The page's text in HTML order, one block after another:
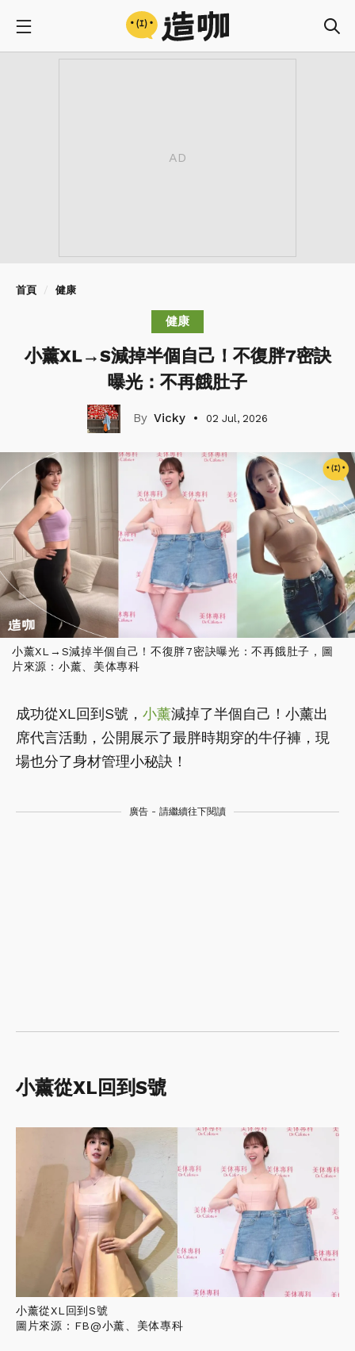
首頁 健康
健康
小薰XL→S減掉半個自己！不復胖7密訣
曝光：不再餓肚子
Vicky 02 Jul, 2026
小薰XL→S減掉半個自己！不復胖7密訣曝光：不再餓肚子，圖
片來源：小薰、美体專科
成功從XL回到S號， 小薰減掉了半個自己！小薰出
席代言活動，公開展示了最胖時期穿的牛仔褲，現
場也分了身材管理小秘訣！
廣告 - 請繼續往下閱讀
小薰從XL回到S號
小薰從XL回到S號
圖片來源：FB@小薰、美体專科